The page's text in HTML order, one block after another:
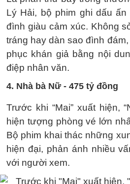
Lý Hải, bộ phim ghi dấu
đình giàu cảm xúc. Không
tráng hay dàn sao đình
phục khán giả bằng nội
điệp nhân văn.
4. Nhà bà Nữ - 475 tỷ đồng
Trước khi “Mai” xuất hiện,
hiện tượng phòng vé lớn
Bộ phim khai thác những
hiện đại, phản ánh nhiều
với người xem.